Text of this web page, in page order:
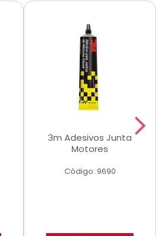
3m Adesivos Junta
Motores
Código: 9690